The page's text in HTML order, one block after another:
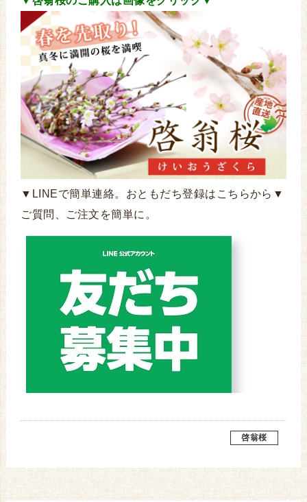
▼LINEで簡単連絡。おともだち登録はこちらから▼
ご質問、ご注文を簡単に。
啓翁桜